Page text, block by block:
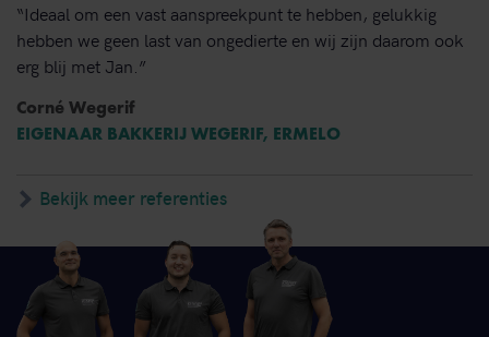
“Ideaal om een vast aanspreekpunt te hebben, gelukkig
hebben we geen last van ongedierte en wij zijn daarom ook
erg blij met Jan.”
Corné Wegerif
EIGENAAR BAKKERIJ WEGERIF, ERMELO
Bekijk meer referenties